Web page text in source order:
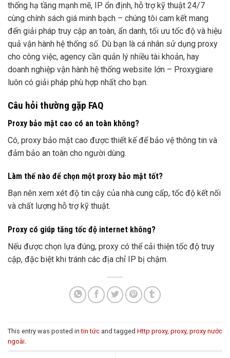
thống hạ tầng mạnh mẽ, IP ổn định, hỗ trợ kỹ thuật 24/7
cùng chính sách giá minh bạch – chúng tôi cam kết mang
đến giải pháp truy cập an toàn, ẩn danh, tối ưu tốc độ và hiệu
quả vận hành hệ thống số. Dù bạn là cá nhân sử dụng proxy
cho công việc, agency cần quản lý nhiều tài khoản, hay
doanh nghiệp vận hành hệ thống website lớn – Proxygiare
luôn có giải pháp phù hợp nhất cho bạn.
Câu hỏi thường gặp FAQ
Proxy bảo mật cao có an toàn không?
Có, proxy bảo mật cao được thiết kế để bảo vệ thông tin và
đảm bảo an toàn cho người dùng.
Làm thế nào để chọn một proxy bảo mật tốt?
Bạn nên xem xét độ tin cậy của nhà cung cấp, tốc độ kết nối
và chất lượng hỗ trợ kỹ thuật.
Proxy có giúp tăng tốc độ internet không?
Nếu được chọn lựa đúng, proxy có thể cải thiện tốc độ truy
cập, đặc biệt khi tránh các địa chỉ IP bị chậm.
This entry was posted intin tức and tagged Http proxy, proxy, proxy nước
ngoài